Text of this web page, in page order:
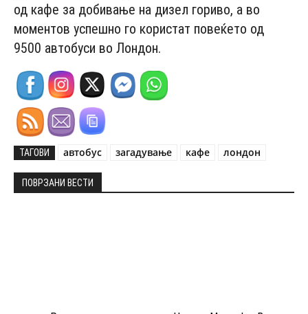
од кафе за добивање на дизел гориво, а во
моментов успешно го користат повеќето од
9500 автобуси во Лондон.
ТАГОВИ автобус загадување кафе лондон
ПОВРЗАНИ ВЕСТИ